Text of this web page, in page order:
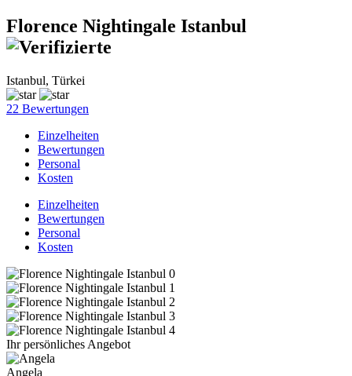
Florence Nightingale Istanbul
Istanbul, Türkei
22 Bewertungen
Einzelheiten
Bewertungen
Personal
Kosten
Einzelheiten
Bewertungen
Personal
Kosten
Ihr persönliches Angebot
Angela